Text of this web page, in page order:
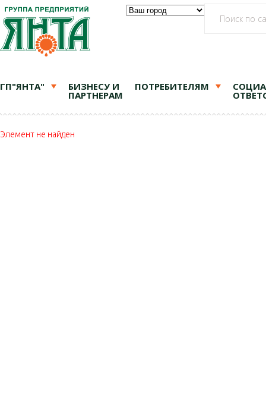
ГП"ЯНТА" БИЗНЕСУ И
ПАРТНЕРАМ
ПОТРЕБИТЕЛЯМ
Элемент не найден